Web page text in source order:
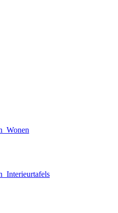
Wonen
Interieurtafels